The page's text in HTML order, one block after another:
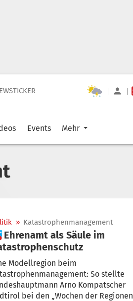
| |
Events Mehr
» Katastrophenmanagement
im
Modellregion beim
So stellte
Arno Kompatscher
bei den „Wochen der Regionen